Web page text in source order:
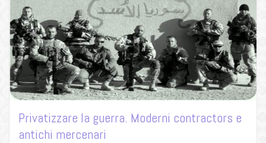
Privatizzare la guerra. Moderni contractors e
antichi mercenari